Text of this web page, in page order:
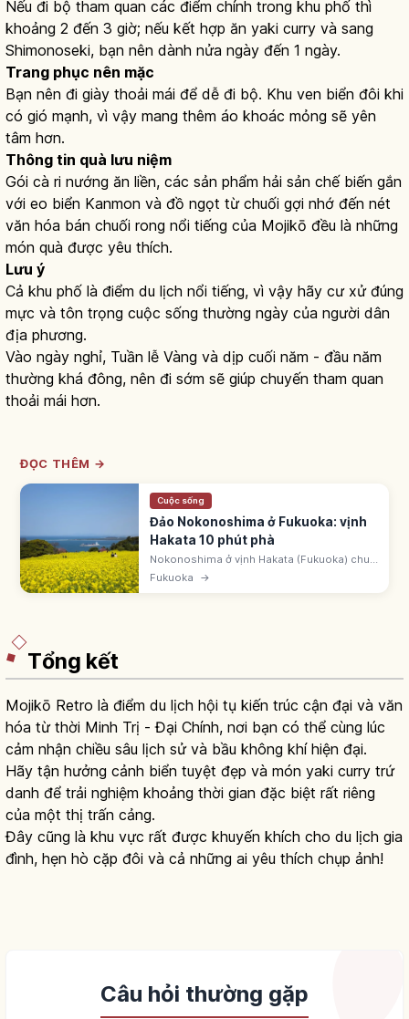
Nếu đi bộ tham quan các điểm chính trong khu phố thì
khoảng 2 đến 3 giờ; nếu kết hợp ăn yaki curry và sang
Shimonoseki, bạn nên dành nửa ngày đến 1 ngày.
Trang phục nên mặc
Bạn nên đi giày thoải mái để dễ đi bộ. Khu ven biển đôi khi
có gió mạnh, vì vậy mang thêm áo khoác mỏng sẽ yên
tâm hơn.
Thông tin quà lưu niệm
Gói cà ri nướng ăn liền, các sản phẩm hải sản chế biến gắn
với eo biển Kanmon và đồ ngọt từ chuối gợi nhớ đến nét
văn hóa bán chuối rong nổi tiếng của Mojikō đều là những
món quà được yêu thích.
Lưu ý
Cả khu phố là điểm du lịch nổi tiếng, vì vậy hãy cư xử đúng
mực và tôn trọng cuộc sống thường ngày của người dân
địa phương.
Vào ngày nghỉ, Tuần lễ Vàng và dịp cuối năm - đầu năm
thường khá đông, nên đi sớm sẽ giúp chuyến tham quan
thoải mái hơn.
ĐỌC THÊM →
Cuộc sống
Đảo Nokonoshima ở Fukuoka: vịnh
Hakata 10 phút phà
Nokonoshima ở vịnh Hakata (Fukuoka) chu
vi ~12km, cách Meinohama 10 phút phà.
Fukuoka →
Tổng kết
Mojikō Retro là điểm du lịch hội tụ kiến trúc cận đại và văn
hóa từ thời Minh Trị - Đại Chính, nơi bạn có thể cùng lúc
cảm nhận chiều sâu lịch sử và bầu không khí hiện đại.
Hãy tận hưởng cảnh biển tuyệt đẹp và món yaki curry trứ
danh để trải nghiệm khoảng thời gian đặc biệt rất riêng
của một thị trấn cảng.
Đây cũng là khu vực rất được khuyến khích cho du lịch gia
đình, hẹn hò cặp đôi và cả những ai yêu thích chụp ảnh!
Câu hỏi thường gặp